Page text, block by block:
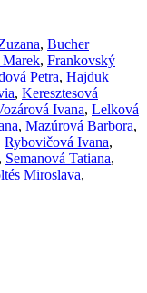
, Bucher
, Frankovský
Petra, Hajduk
, Keresztesová
Ivana, Lelková
, Mazúrová Barbora,
Rybovičová Ivana,
, Semanová Tatiana,
Miroslava,